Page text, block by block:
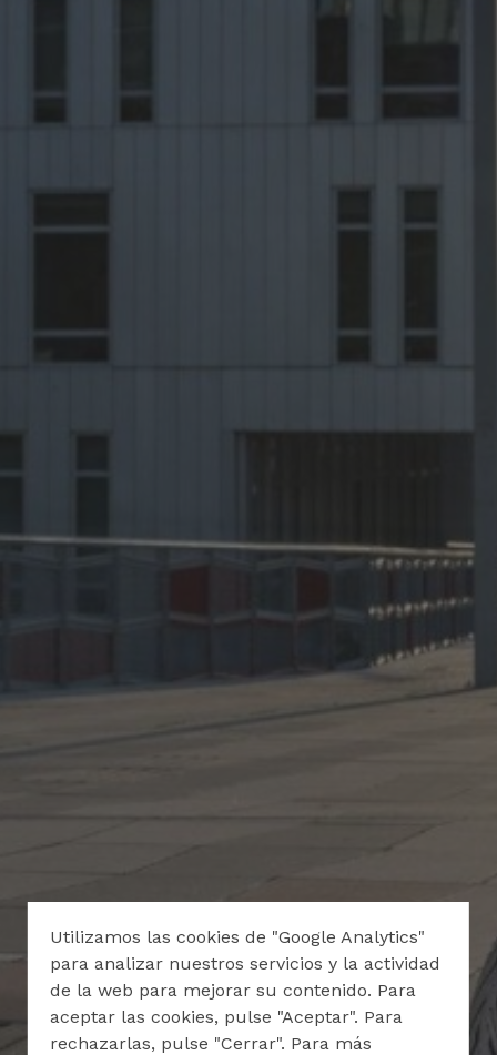
Utilizamos las cookies de "Google Analytics"
para analizar nuestros servicios y la actividad
de la web para mejorar su contenido. Para
aceptar las cookies, pulse "Aceptar". Para
rechazarlas, pulse "Cerrar". Para más